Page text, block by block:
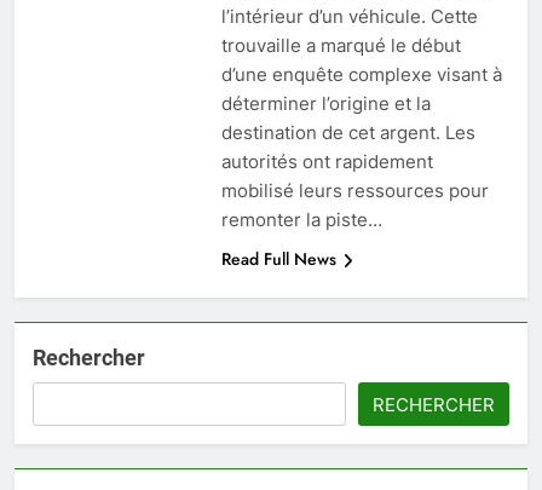
l’intérieur d’un véhicule. Cette
trouvaille a marqué le début
d’une enquête complexe visant à
déterminer l’origine et la
destination de cet argent. Les
autorités ont rapidement
mobilisé leurs ressources pour
remonter la piste…
Read Full News
Rechercher
RECHERCHER